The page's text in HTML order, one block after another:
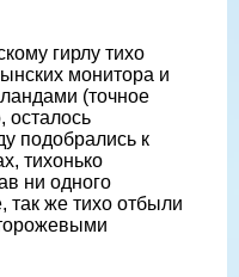
гирлу тихо
монитора и
(точное
осталось
подобрались к
тихонько
ни одного
так же тихо отбыли